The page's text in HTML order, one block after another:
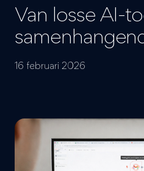
Van losseAI-
16 februari 2026